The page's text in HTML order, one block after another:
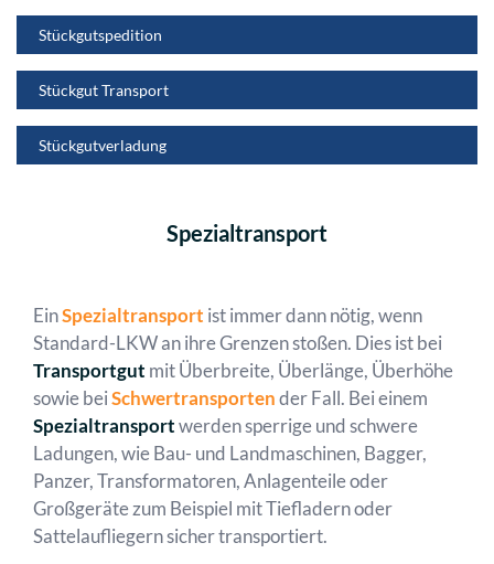
Stückgutspedition
Stückgut Transport
Stückgutverladung
Spezialtransport
EinSpezialtransport ist immer dann nötig, wenn
Standard-LKW an ihre Grenzen stoßen. Dies ist bei
Transportgut mit Überbreite, Überlänge, Überhöhe
sowie beiSchwertransportender Fall. Bei einem
Spezialtransportwerden sperrige und schwere
Ladungen, wie Bau- und Landmaschinen, Bagger,
Panzer, Transformatoren, Anlagenteile oder
Großgeräte zum Beispiel mit Tiefladern oder
Sattelaufliegern sicher transportiert.